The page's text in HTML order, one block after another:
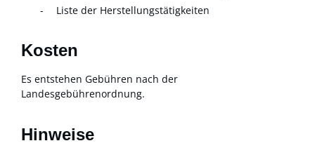
Liste der Herstellungstätigkeiten
Kosten
Es entstehen Gebühren nach der
Landesgebührenordnung.
Hinweise